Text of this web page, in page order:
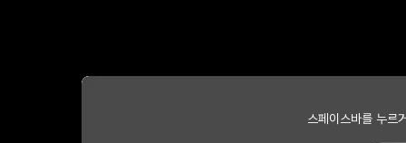
스페이스바를 누르